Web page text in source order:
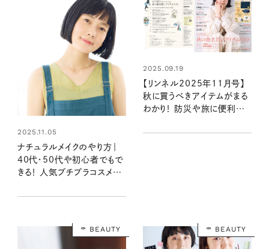
2025.11.05
ナチュラルメイクのやり方｜
40代・50代や初心者でもで
きる！ 人気プチプラコスメで
2025.09.19
【リンネル2025年11月号】
秋に買うべきアイテムがまる
わかり！ 防災や旅に便利な
の特集を最速レポート〈9月
BEAUTY BEAUTY